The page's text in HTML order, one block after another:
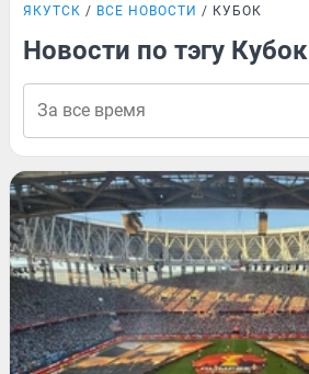
ЯКУТСК ВСЕ НОВОСТИ КУБОК
Новости по тэгу Кубок